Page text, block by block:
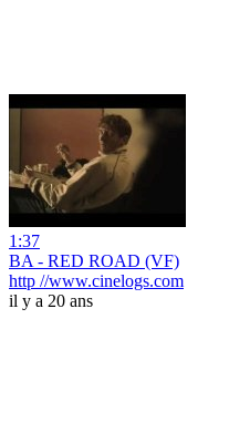
1:37
BA - RED ROAD (VF)
http //www.cinelogs.com
il y a 20 ans